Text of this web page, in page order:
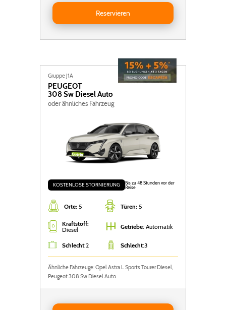
Reservieren
Reservieren BMW SERIE-1 DIESEL AUTO
Gruppe J1A
PEUGEOT
308 Sw Diesel Auto
oder ähnliches Fahrzeug
Orte: 5 Türen: 5
KOSTENLOSE STORNIERUNG
Bis zu 48 Stunden vor der
Reise
Kraftstoff:
Diesel
Getriebe: Automatik
Schlecht:2 Schlecht:3
Ähnliche Fahrzeuge: Opel Astra L Sports Tourer Diesel,
Peugeot 308 Sw Diesel Auto
Reservieren Peugeot 308 Sw Diesel Auto